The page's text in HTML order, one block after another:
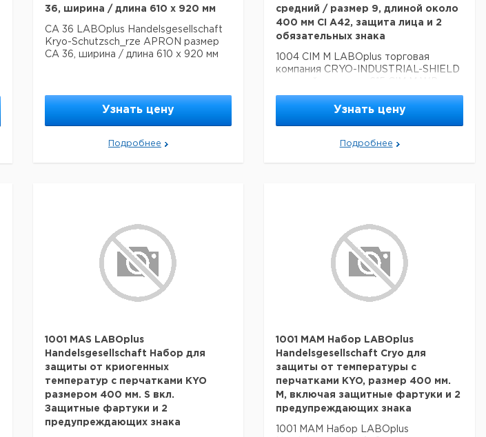
36, ширина / длина 610 x 920 мм
CA 36 LABOplus Handelsgesellschaft
Kryo-Schutzsch_rze APRON размер
CA 36, ширина / длина 610 x 920 мм
Узнать цену
Подробнее
средний / размер 9, длиной около
400 мм CI A42, защита лица и 2
обязательных знака
1004 CIM M LABOplus торговая
компания CRYO-INDUSTRIAL-SHIELD
средний / размер 9, длиной около
400 мм CI A42, защита лица и 2
Узнать цену
Подробнее
1001 MAS LABOplus
Handelsgesellschaft Набор для
защиты от криогенных
температур с перчатками KYO
размером 400 мм. S вкл.
Защитные фартуки и 2
предупреждающих знака
1001 MAM Набор LABOplus
Handelsgesellschaft Cryo для
защиты от температуры с
перчатками KYO, размер 400 мм.
М, включая защитные фартуки и 2
предупреждающих знака
1001 MAM Набор LABOplus